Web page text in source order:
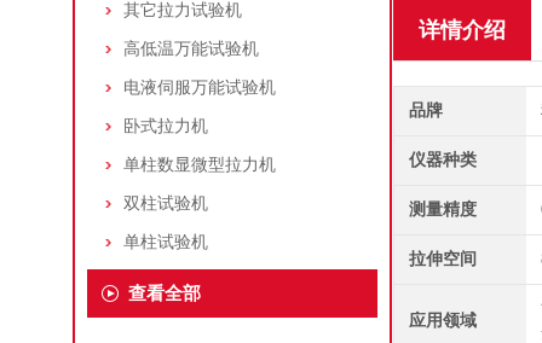
其它拉力试验机
高低温万能试验机
电液伺服万能试验机
卧式拉力机
单柱数显微型拉力机
双柱试验机
单柱试验机
查看全部
详情介绍
品牌
仪器种类
测量精度
拉伸空间
应用领域